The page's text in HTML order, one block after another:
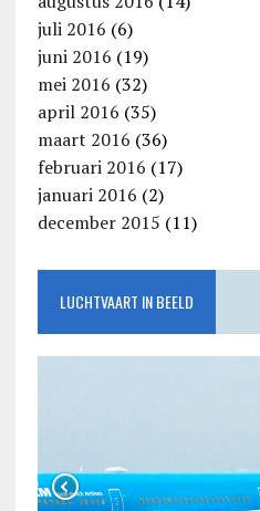
juli 2016 (6)
juni 2016 (19)
mei 2016 (32)
april 2016 (35)
maart 2016 (36)
februari 2016 (17)
januari 2016 (2)
december 2015 (11)
LUCHTVAART IN BEELD